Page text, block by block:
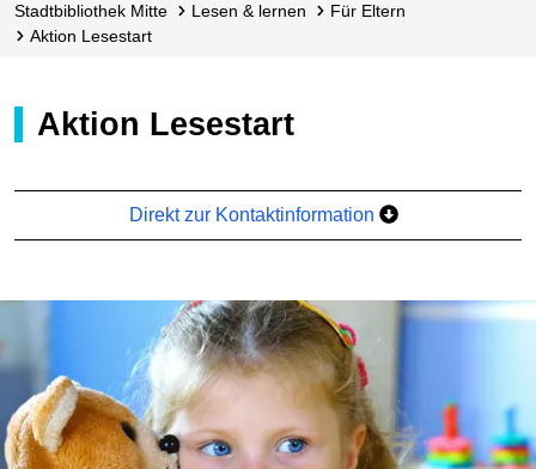
Stadt­bibliothek Mitte lesen & lernen
Für Eltern
Aktion Lesestart
Aktion Lesestart
Direkt zur Kontaktinformation